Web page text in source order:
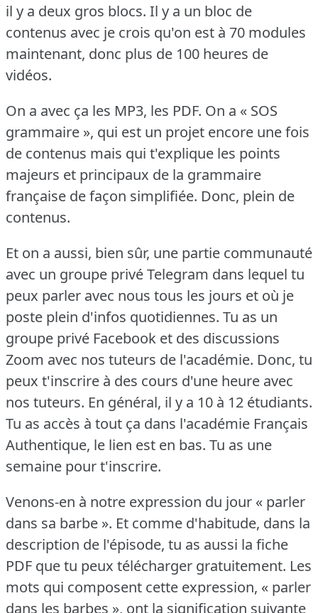
il y a deux gros blocs. Il y a un bloc de
contenus avec je crois qu'on est à 70 modules
maintenant, donc plus de 100 heures de
vidéos.
On a avec ça les MP3, les PDF. On a « SOS
grammaire », qui est un projet encore une fois
de contenus mais qui t'explique les points
majeurs et principaux de la grammaire
française de façon simplifiée. Donc, plein de
contenus.
Et on a aussi, bien sûr, une partie communauté
avec un groupe privé Telegram dans lequel tu
peux parler avec nous tous les jours et où je
poste plein d'infos quotidiennes. Tu as un
groupe privé Facebook et des discussions
Zoom avec nos tuteurs de l'académie. Donc, tu
peux t'inscrire à des cours d'une heure avec
nos tuteurs. En général, il y a 10 à 12 étudiants.
Tu as accès à tout ça dans l'académie Français
Authentique, le lien est en bas. Tu as une
semaine pour t'inscrire.
Venons-en à notre expression du jour « parler
dans sa barbe ». Et comme d'habitude, dans la
description de l'épisode, tu as aussi la fiche
PDF que tu peux télécharger gratuitement. Les
mots qui composent cette expression, « parler
dans les barbes », ont la signification suivante